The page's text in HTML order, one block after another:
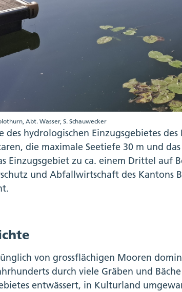
Abt. Wasser, S. Schauwecker
des hydrologischen Einzugsgebietes
die maximale Seetiefe 30 m und
Einzugsgebiet zu ca. einem Drittel auf
und Abfallwirtschaft des
von grossflächigen Mooren
durch viele Gräben und
entwässert, in Kulturland